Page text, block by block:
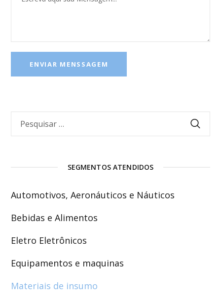
SEGMENTOS ATENDIDOS
Automotivos, Aeronáuticos e Náuticos
Bebidas e Alimentos
Eletro Eletrônicos
Equipamentos e maquinas
Materiais de insumo